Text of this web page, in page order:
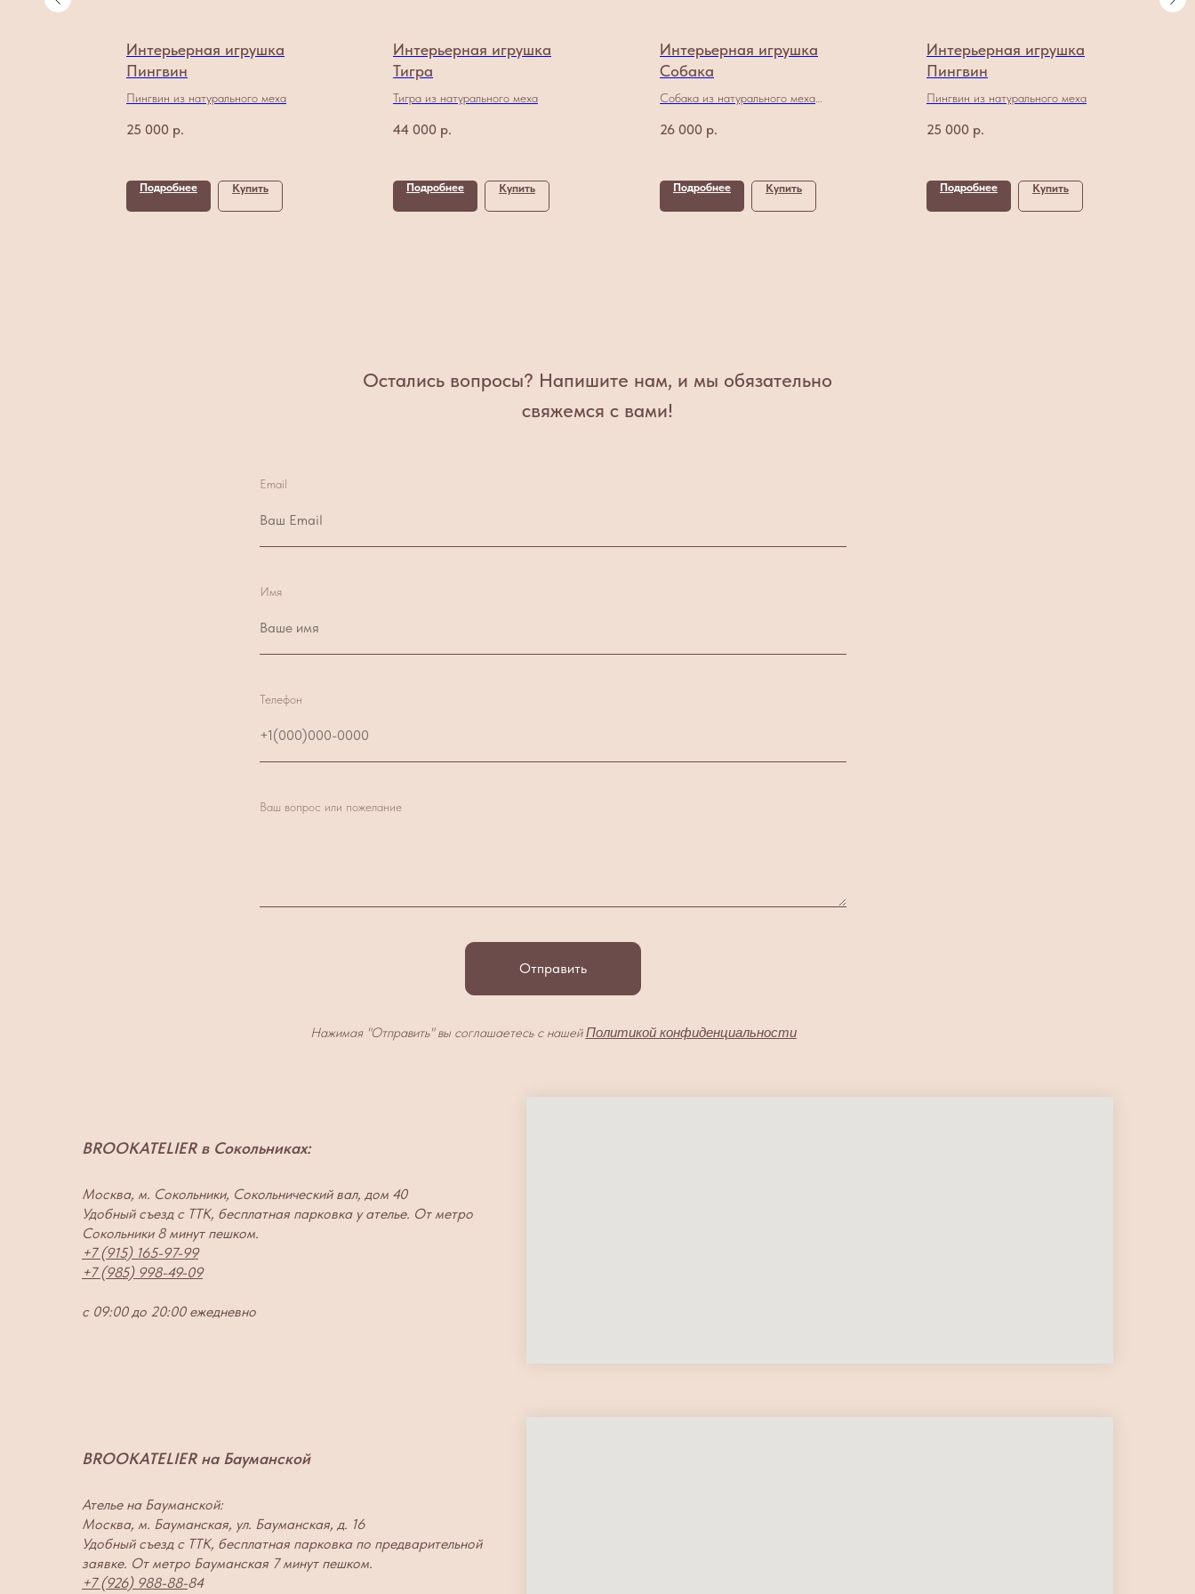
Интерьерная игрушка
Пингвин
Пингвин из натурального меха
25 000 р.
Подробнее Купить
Интерьерная игрушка
Тигра
Тигра из натурального меха
44 000 р.
Подробнее Купить
Интерьерная игрушка
Собака
Собака из натурального меха
26 000 р.
Подробнее Купить
Интерьерная игрушка
Пингвин
Пингвин из натурального меха
25 000 р.
Подробнее Купить
Остались вопросы? Напишите нам, и мы обязательно
свяжемся с вами!
Email
Имя
Телефон
Ваш вопрос или пожелание
Отправить
Нажимая "Отправить" вы соглашаетесь с нашейПолитикой конфиденциальности
BROOKATELIER в Сокольниках:
Москва, м. Сокольники, Сокольнический вал, дом 40
Удобный съезд с ТТК, бесплатная парковка у ателье. От метро
Сокольники 8 минут пешком.
+7 (915) 165-97-99
+7 (985) 998-49-09
с 09:00 до 20:00 ежедневно
BROOKATELIER на Бауманской
Ателье на Бауманской:
Москва, м. Бауманская, ул. Бауманская, д. 16
Удобный съезд с ТТК, бесплатная парковка по предварительной
заявке. От метро Бауманская 7 минут пешком.
+7 (926) 988-88-84